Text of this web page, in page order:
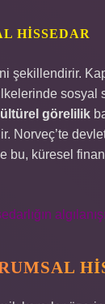
HISSEDAR
şekillendirir.
görelilik
devlet
bu, küresel